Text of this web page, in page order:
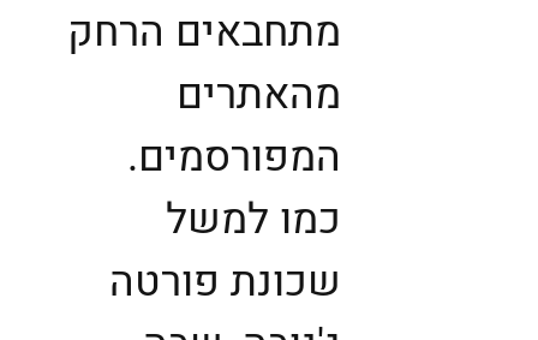
מתחבאים הרחק
מהאתרים
המפורסמים.
כמו למשל
שכונת פורטה